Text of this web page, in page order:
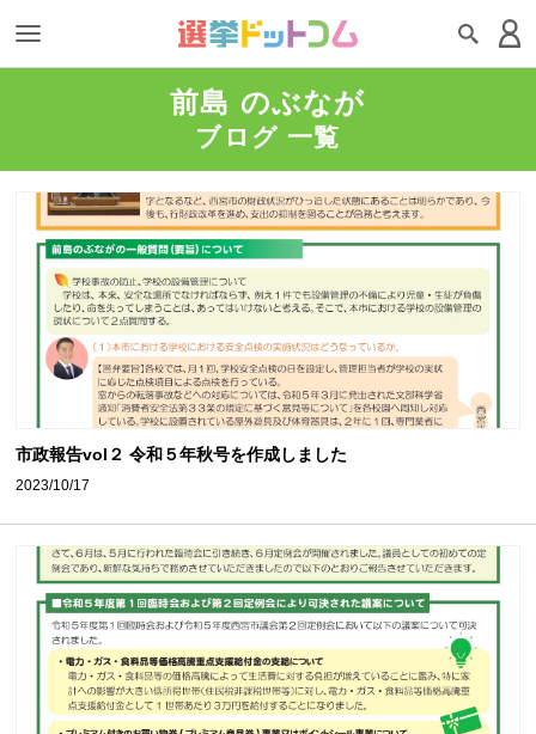
前島 のぶなが
ブログ 一覧
市政報告vol２ 令和５年秋号を作成しました
2023/10/17